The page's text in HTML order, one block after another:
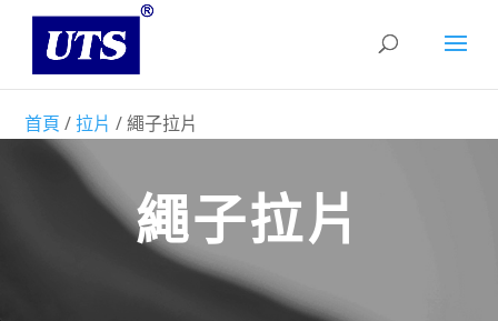
首頁 /拉片 / 繩子拉片
繩子拉片